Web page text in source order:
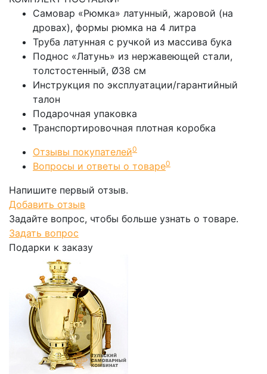
Самовар «Рюмка» латунный, жаровой (на
дровах), формы рюмка на 4 литра
Труба латунная с ручкой из массива бука
Поднос «Латунь» из нержавеющей стали,
толстостенный, Ø38 см
Инструкция по эксплуатации/гарантийный
талон
Подарочная упаковка
Транспортировочная плотная коробка
Отзывы покупателей0
Вопросы и ответы о товаре0
Напишите первый отзыв.
Добавить отзыв
Задайте вопрос, чтобы больше узнать о товаре.
Задать вопрос
Подарки к заказу